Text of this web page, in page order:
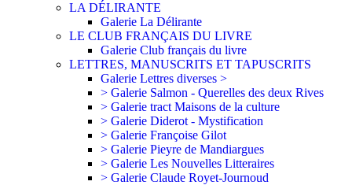
LA DÉLIRANTE
Galerie La Délirante
LE CLUB FRANÇAIS DU LIVRE
Galerie Club français du livre
LETTRES, MANUSCRITS ET TAPUSCRITS
Galerie Lettres diverses >
> Galerie Salmon - Querelles des deux Rives
> Galerie tract Maisons de la culture
> Galerie Diderot - Mystification
> Galerie Françoise Gilot
> Galerie Pieyre de Mandiargues
> Galerie Les Nouvelles Litteraires
> Galerie Claude Royet-Journoud